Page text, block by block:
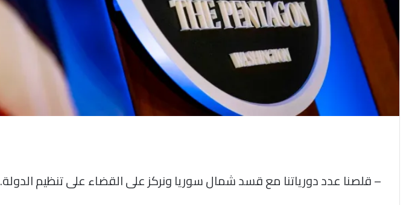
– قلصنا عدد دورياتنا مع قسد شمال سوريا ونركز على القضاء على تنظيم الدولة.